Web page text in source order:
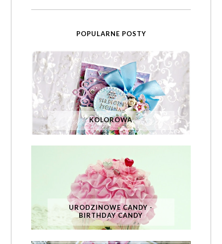
POPULARNE POSTY
KOLOROWA
URODZINOWE CANDY -
BIRTHDAY CANDY